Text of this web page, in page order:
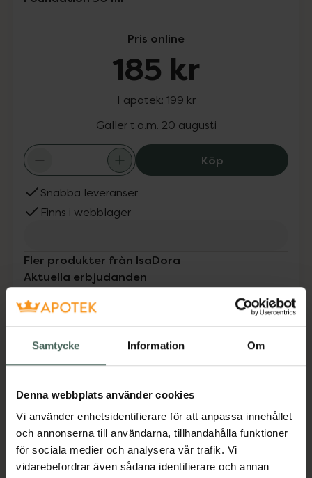
Samtycke Information Om
Denna webbplats använder cookies
Vi använder enhetsidentifierare för att anpassa innehållet
och annonserna till användarna, tillhandahålla funktioner
för sociala medier och analysera vår trafik. Vi
vidarebefordrar även sådana identifierare och annan
Pris online
185 kr
I apotek: 199 kr
Gäller t.o.m. 20 augusti
KöpIsadora Wake
Snabba leveranser
Finns i webblager
Fler produkter från IsaDora
Aktuella erbjudanden
Beskrivning Dölj
Vitamin E – återfuktar och skyddar huden mot
UVA / UVB filter – testat och belagt SPF 50+-
Jämförpris 6,63 kr/ml